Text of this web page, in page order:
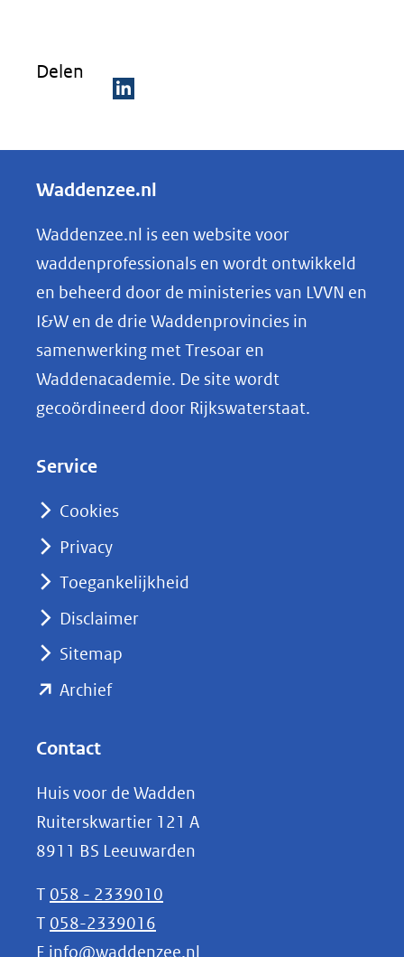
Delen
e
e
n
o
p
k
e
nieuw
naar
Waddenzee.nl
Waddenzee.nl is een website voor
waddenprofessionals en wordt ontwikkeld
en beheerd door de ministeries van LVVN en
I&W en de drie Waddenprovincies in
samenwerking met Tresoar en
Waddenacademie. De site wordt
gecoördineerd door Rijkswaterstaat.
Service
Cookies
Privacy
Toegankelijkheid
Disclaimer
Sitemap
Archief(opent
(verwijst
naar
een
andere
website)
Contact
Huis voor de Wadden
Ruiterskwartier 121 A
8911 BS Leeuwarden
T 058 - 2339010
T 058-2339016
E info@waddenzee.nl